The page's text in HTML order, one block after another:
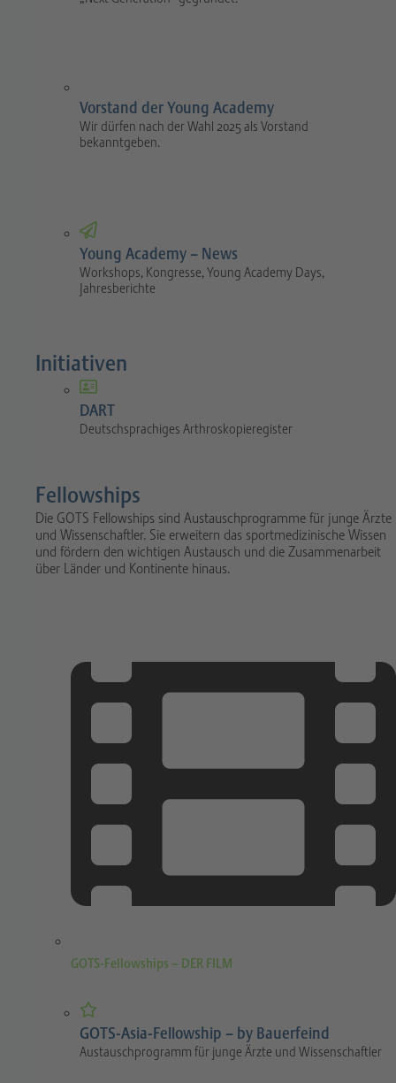
Vorstand der Young Academy
Wir dürfen nach der Wahl 2025 als Vorstand
bekanntgeben.
Young Academy – News
Workshops, Kongresse, Young Academy Days,
Jahresberichte
Initiativen
DART
Deutschsprachiges Arthroskopieregister
Fellowships
Die GOTS Fellowships sind Austauschprogramme für junge Ärzte
und Wissenschaftler. Sie erweitern das sportmedizinische Wissen
und fördern den wichtigen Austausch und die Zusammenarbeit
über Länder und Kontinente hinaus.
GOTS-Fellowships – DER FILM
GOTS-Asia-Fellowship – by Bauerfeind
Austauschprogramm für junge Ärzte und Wissenschaftler